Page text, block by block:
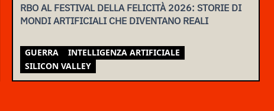
RBO AL FESTIVAL DELLA FELICITÀ 2026: STORIE DI
MONDI ARTIFICIALI CHE DIVENTANO REALI
GUERRA
INTELLIGENZA ARTIFICIALE
SILICON VALLEY